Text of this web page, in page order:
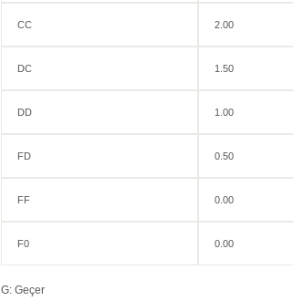
CC 2.00
DC 1.50
DD 1.00
FD 0.50
FF 0.00
F0 0.00
G: Geçer